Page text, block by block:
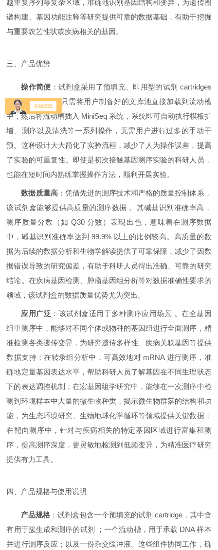
越重复序列等复杂区域，准确地识别基因结构和变异，为遗传图
谱构建、基因功能注释等研究提供可靠的数据基础，有助于挖掘
与重要农艺性状或疾病相关的基因。
三、产品优势
操作简便 ：试剂盒采用了预填充、即用型的试剂 cartridges
设计 。科研人员只需将用户制备好的文库池直接加载到流动槽
中，然后将流动槽插入 MiniSeq 系统，系统即可自动执行模板扩
增、测序以及清洗等一系列操作，无需用户进行过多的手动干
预。这种设计大大简化了实验流程，减少了人为操作误差，提高
了实验的可重复性。即使是初次接触基因测序实验的科研人员，
也能在短时间内熟练掌握操作方法，顺利开展实验。
数据质量高：凭借先进的测序技术和严格的质量控制体系，
该试剂盒能够提供高质量的测序数据 。其碱基识别准确率高，
测序质量分数（如 Q30 分数）表现出色，意味着在测序数据
中，碱基识别准确率达到 99.9% 以上的比例较高。高质量的数
据为后续的数据分析和生物学解读提供了可靠保障，减少了因数
据错误导致的研究偏差，有助于科研人员得出准确、可靠的研究
结论。在疾病基因检测、肿瘤基因组分析等对数据准确性要求的
领域，该试剂盒的数据质量优势尤为突出。
应用广泛 ：该试剂盒适用于多种测序应用场景 。在全基因
组重测序中，能够对不同个体或物种的基因组进行全面测序，精
准检测各类遗传变异，为研究遗传多样性、疾病关联基因等提供
数据支持；在转录组分析中，可高效地对 mRNA 进行测序，准
确地定量基因表达水平，帮助科研人员了解基因在不同生理状态
下的表达调控机制；在宏基因组学研究中，能够在一次测序中检
测到环境样本中大量的微生物种类，揭示微生物群落的结构和功
能，为生态环境研究、生物地球化学循环等领域提供关键数据；
在靶向测序中，针对与疾病相关的特定基因区域进行富集和测
序，提高测序深度，更灵敏地检测到低频变异，为精准医疗研究
提供有力工具。
四、产品规格与使用说明
产品规格 ：试剂盒包含一个预填充的试剂 cartridge，其中含
有用于簇生成和测序的试剂 ；一个流动槽，用于承载 DNA 样本
并进行测序反应；以及一份杂交缓冲液。这些组件协同工作，确